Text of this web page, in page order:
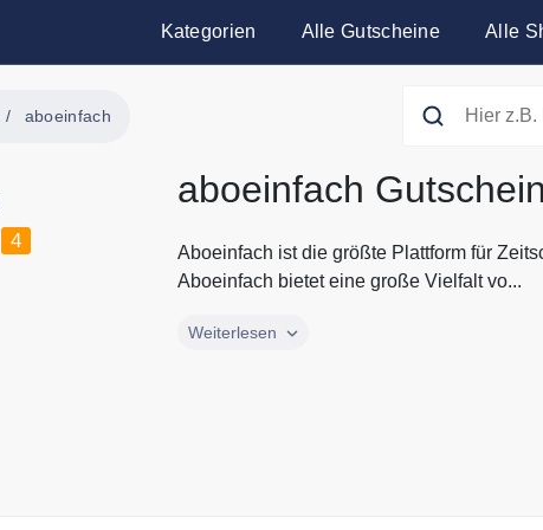
Kategorien Alle Gutscheine Alle
aboeinfach
4
aboeinfach
Aboeinfach ist die größte Plattform für
Aboeinfach bietet eine große Vielfalt vo...
Aboeinfach ist die größte Plattform für
Weiterlesen